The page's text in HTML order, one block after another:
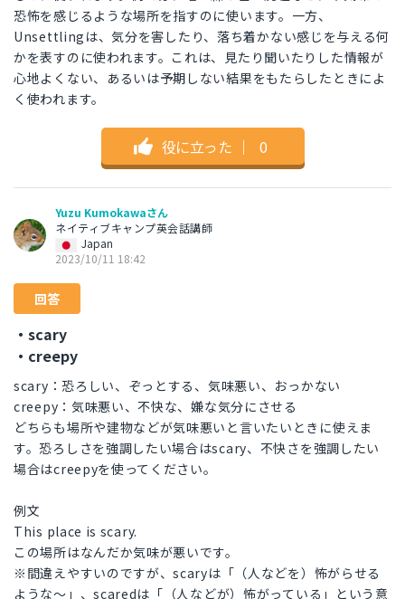
恐怖を感じるような場所を指すのに使います。一方、
Unsettlingは、気分を害したり、落ち着かない感じを与える何
かを表すのに使われます。これは、見たり聞いたりした情報が
心地よくない、あるいは予期しない結果をもたらしたときによ
く使われます。
役に立った ｜ 0
Yuzu Kumokawaさん
ネイティブキャンプ英会話講師
Japan
2023/10/11 18:42
回答
・scary
・creepy
scary：恐ろしい、ぞっとする、気味悪い、おっかない
creepy：気味悪い、不快な、嫌な気分にさせる
どちらも場所や建物などが気味悪いと言いたいときに使えま
す。恐ろしさを強調したい場合はscary、不快さを強調したい
場合はcreepyを使ってください。
例文
This place is scary.
この場所はなんだか気味が悪いです。
※間違えやすいのですが、scaryは「（人などを）怖がらせる
ような～」、scaredは「（人などが）怖がっている」という意